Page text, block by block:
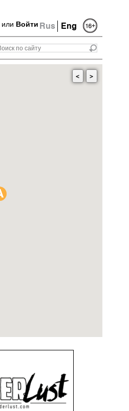
Rus Eng
или Войти
< >